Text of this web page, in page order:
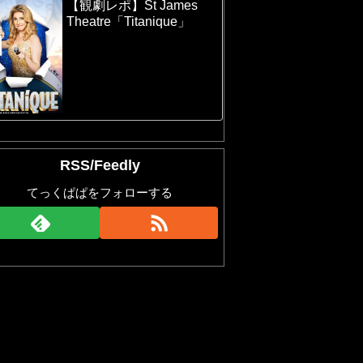
【観劇レポ】St James
Theatre「Titanique」
RSS/Feedly
てっくぱぱをフォローする